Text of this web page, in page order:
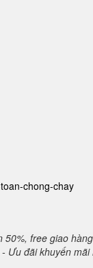
chong-chay
50%, free giao
Ưu đãi khuyến mãi